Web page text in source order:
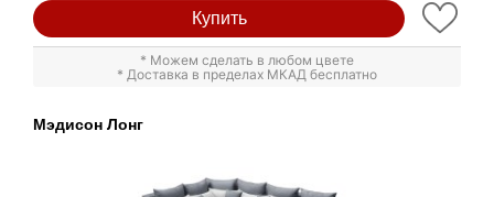
Купить
* Можем сделать в любом цвете
* Доставка в пределах МКАД бесплатно
Мэдисон Лонг